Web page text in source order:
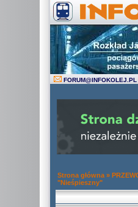
FORUM@INFOKOLEJ.PL
Strona główna »
"Nieśpieszny"